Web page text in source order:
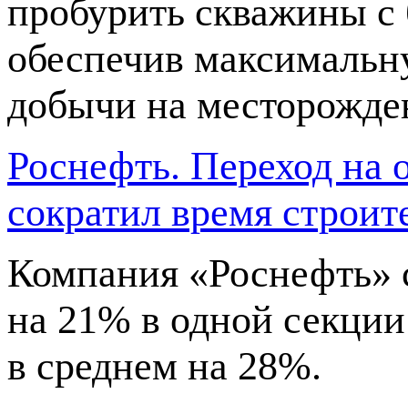
пробурить скважины
обеспечив
добычи на
Роснефть. Переход на
сократил время
Компания «Роснефть»
на 21% в одной
в среднем на 28%.